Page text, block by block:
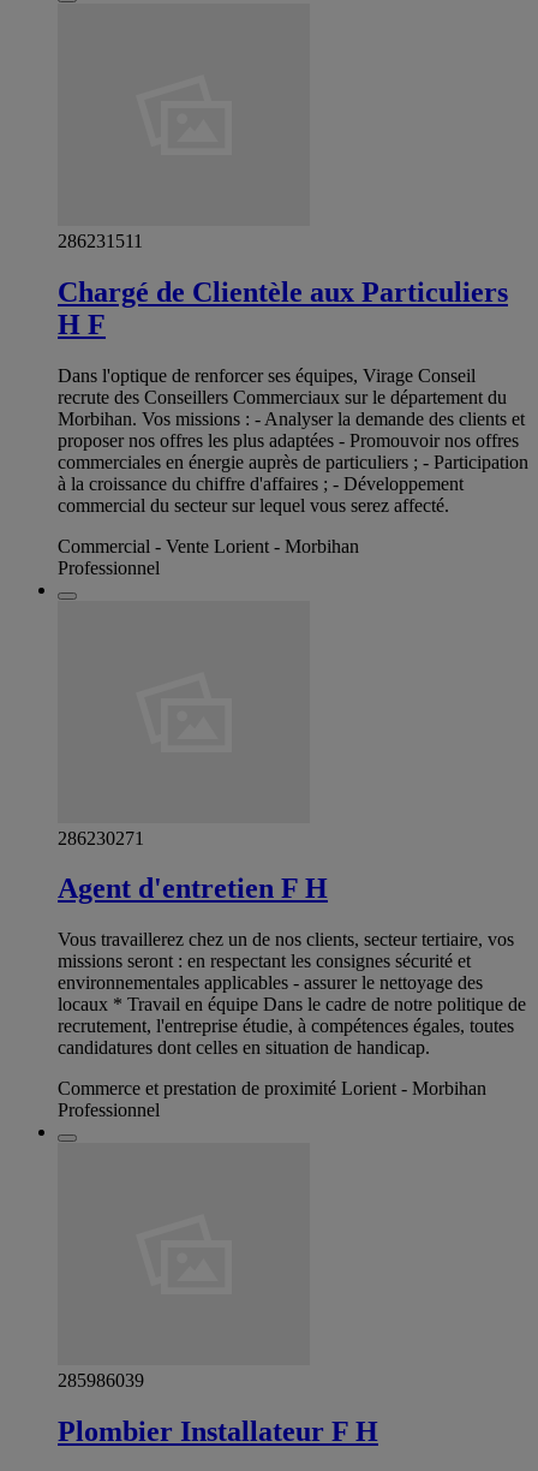
286231511
Chargé de Clientèle aux Particuliers
H F
Dans l'optique de renforcer ses équipes, Virage Conseil
recrute des Conseillers Commerciaux sur le département du
Morbihan. Vos missions : - Analyser la demande des clients et
proposer nos offres les plus adaptées - Promouvoir nos offres
commerciales en énergie auprès de particuliers ; - Participation
à la croissance du chiffre d'affaires ; - Développement
commercial du secteur sur lequel vous serez affecté.
Commercial - Vente Lorient - Morbihan
Professionnel
286230271
Agent d'entretien F H
Vous travaillerez chez un de nos clients, secteur tertiaire, vos
missions seront : en respectant les consignes sécurité et
environnementales applicables - assurer le nettoyage des
locaux * Travail en équipe Dans le cadre de notre politique de
recrutement, l'entreprise étudie, à compétences égales, toutes
candidatures dont celles en situation de handicap.
Commerce et prestation de proximité Lorient - Morbihan
Professionnel
285986039
Plombier Installateur F H